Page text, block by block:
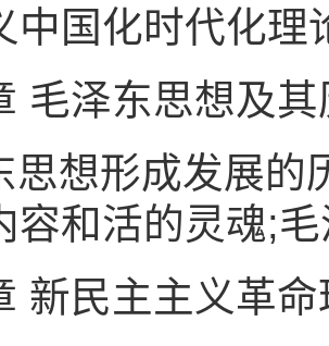
中国化时代化理
毛泽东思想及
思想形成发展的
容和活的灵魂;
新民主主义革命